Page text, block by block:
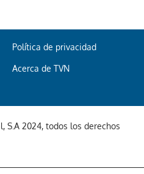
Política de privacidad
Acerca de TVN
S.A 2024, todos los derechos